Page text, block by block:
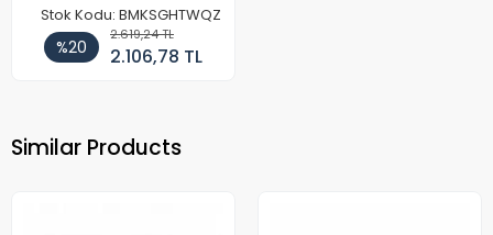
Stok Kodu: BMKSGHTWQZ
%20
2.619,24 TL
2.106,78 TL
Similar Products